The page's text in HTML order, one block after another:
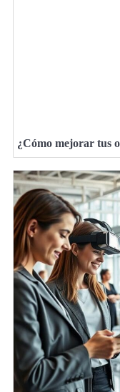
¿Cómo mejorar tus